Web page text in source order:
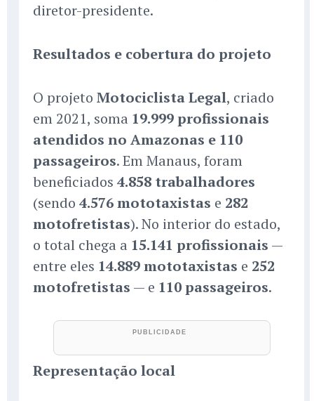
diretor-presidente.
Resultados e cobertura do projeto
O projeto Motociclista Legal, criado
em 2021, soma 19.999 profissionais
atendidos no Amazonas e 110
passageiros. Em Manaus, foram
beneficiados 4.858 trabalhadores
(sendo 4.576 mototaxistas e 282
motofretistas). No interior do estado,
o total chega a 15.141 profissionais —
entre eles 14.889 mototaxistas e 252
motofretistas — e 110 passageiros.
Representação local